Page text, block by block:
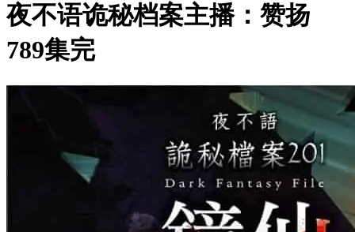
夜不语诡秘档案主播：赞扬
789集完